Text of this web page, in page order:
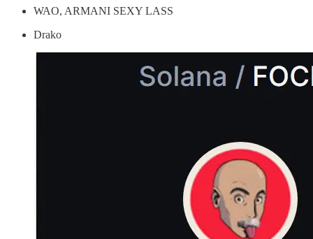
WAO, ARMANI SEXY LASS
Drako